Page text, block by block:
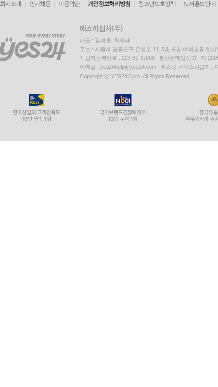
회사소개 인재채용 이용약관 개인정보처리방침 청소년보호정책 도서홍보안내
대표 : 김석환, 최세라
주소 : 서울시 영등포구 은행로 11, 5층~6층(여의도동,일신
사업자등록번호 : 229-81-37000 통신판매업신고 : 제
이메일 : yes24help@yes24.com 호스팅 서비스사업자 :
Copyright ⓒ YES24 Corp. All Rights Reserved.